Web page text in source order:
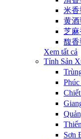
米香
黄酒
芝麻
馥香
Xem tất cả
Tỉnh Sản
Sơn